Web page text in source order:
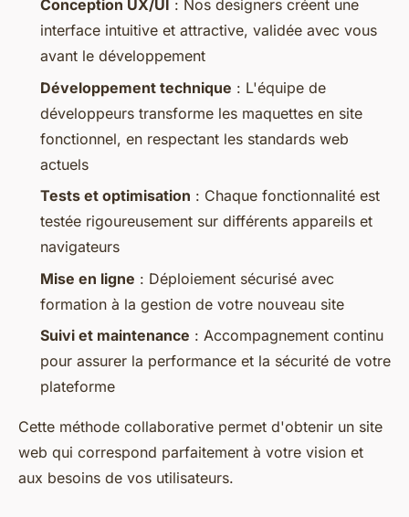
Conception UX/UI : Nos designers créent une
interface intuitive et attractive, validée avec vous
avant le développement
Développement technique : L'équipe de
développeurs transforme les maquettes en site
fonctionnel, en respectant les standards web
actuels
Tests et optimisation : Chaque fonctionnalité est
testée rigoureusement sur différents appareils et
navigateurs
Mise en ligne : Déploiement sécurisé avec
formation à la gestion de votre nouveau site
Suivi et maintenance : Accompagnement continu
pour assurer la performance et la sécurité de votre
plateforme
Cette méthode collaborative permet d'obtenir un site
web qui correspond parfaitement à votre vision et
aux besoins de vos utilisateurs.